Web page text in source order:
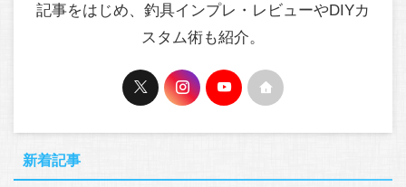
記事をはじめ、釣具インプレ・レビューやDIYカ
スタム術も紹介。
新着記事